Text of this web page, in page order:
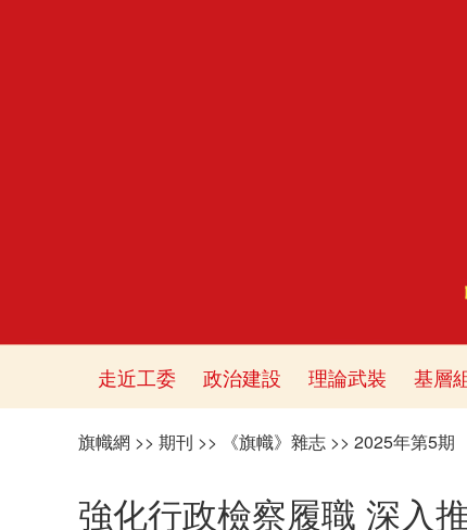
走近工委 政治建設 理論武裝 基層
旗幟網 >> 期刊 >> 《旗幟》雜志 >> 2025年第5期
強化行政檢察履職 深入